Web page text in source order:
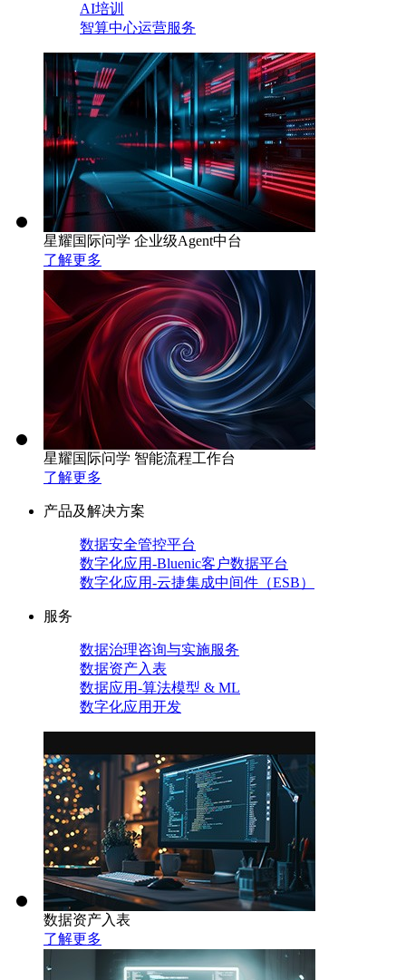
AI培训
智算中心运营服务
星耀国际问学 企业级Agent中台
了解更多
星耀国际问学 智能流程工作台
了解更多
产品及解决方案
数据安全管控平台
数字化应用-Bluenic客户数据平台
数字化应用-云捷集成中间件（ESB）
服务
数据治理咨询与实施服务
数据资产入表
数据应用-算法模型 & ML
数字化应用开发
数据资产入表
了解更多